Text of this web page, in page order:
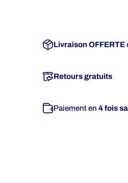
Livraison OFFERTE
Retours gratuits
Paiement en 4 fois